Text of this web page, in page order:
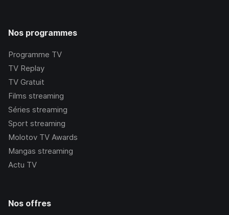
Nos programmes
Programme TV
TV Replay
TV Gratuit
Films streaming
Séries streaming
Sport streaming
Molotov TV Awards
Mangas streaming
Actu TV
Nos offres